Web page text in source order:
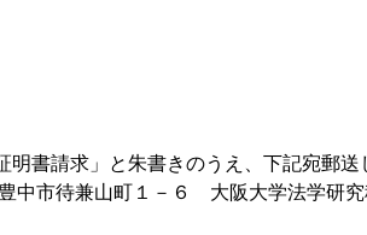
明書請求」と朱書きのうえ、下記宛郵送
中市待兼山町１－６ 大阪大学法学研